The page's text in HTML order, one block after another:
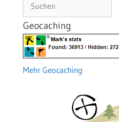
Geocaching
Mehr Geocaching